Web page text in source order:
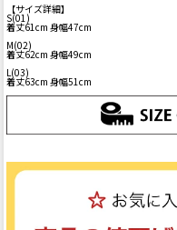
【サイズ詳細】
S(01)
着丈61cm 身幅47cm
M(02)
着丈62cm 身幅49cm
L(03)
着丈63cm 身幅51cm